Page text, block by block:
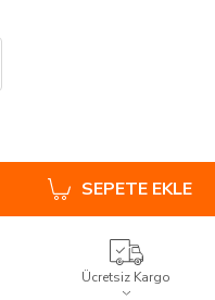
SEPETE EKLE
Ücretsiz Kargo